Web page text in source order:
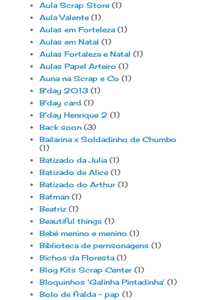
Aula Scrap Store (1)
Aula Valente (1)
Aulas em Forteleza (1)
Aulas em Natal (1)
Aulas Fortaleza e Natal (1)
Aulas Papel Arteiro (1)
Auna na Scrap e Co (1)
B'day 2013 (1)
B'day card (1)
B'day Henrique 2 (1)
Back soon (3)
Bailarina x Soldadinho de Chumbo
(1)
Batizado da Julia (1)
Batizado de Alice (1)
Batizado do Arthur (1)
Batman (1)
Beatriz (1)
Beautiful things (1)
Bebê menino e menino (1)
Biblioteca de pernsonagens (1)
Bichos da Floresta (1)
Blog Kits Scrap Center (1)
Bloquinhos 'Galinha Pintadinha' (1)
Bolo de fralda - pap (1)